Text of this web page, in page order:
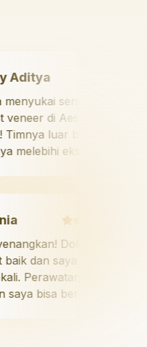
Rezky Aditya
"Saya menyukai
berkat veneer di
Indah! Timnya luar
hasilnya melebihi
Dokter
tidak
bermain di